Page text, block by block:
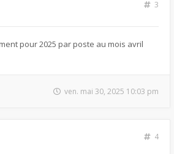
3
pour 2025 par poste au mois avril
ven. mai 30, 2025 10:03 pm
4